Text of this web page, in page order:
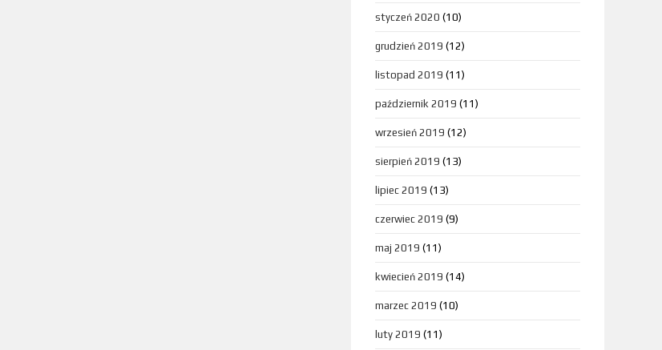
styczeń 2020 (10)
grudzień 2019 (12)
listopad 2019 (11)
październik 2019 (11)
wrzesień 2019 (12)
sierpień 2019 (13)
lipiec 2019 (13)
czerwiec 2019 (9)
maj 2019 (11)
kwiecień 2019 (14)
marzec 2019 (10)
luty 2019 (11)